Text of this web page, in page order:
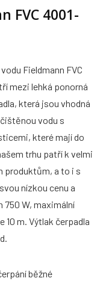
FVC 4001-
Fieldmann FVC
mezi lehká ponorná
která jsou vhodná
vodu s
které mají do
trhu patří k velmi
produktům, a to i s
nízkou cenu a
750 W, maximální
10 m. Výtlak čerpadla
běžné